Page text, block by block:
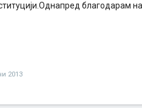
благодарам
2013